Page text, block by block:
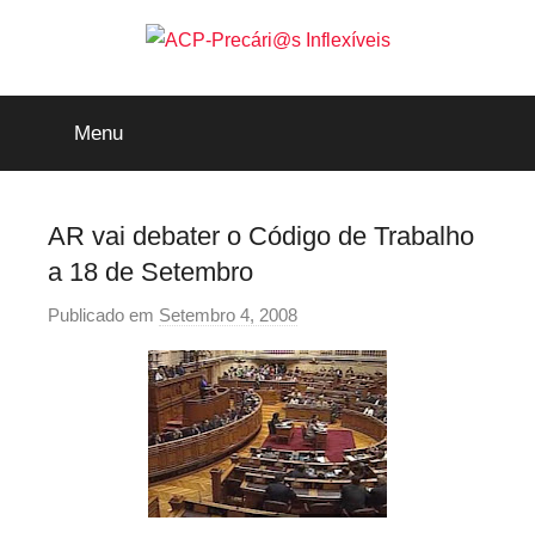
ACP-
Precári@s
Inflexíveis
Menu
AR vai debater o Código de Trabalho
a 18 de Setembro
Publicado em Setembro 4, 2008
o
r
p
r
e
c